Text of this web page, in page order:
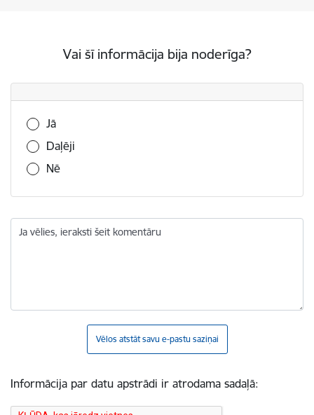
Vai šī informācija bija noderīga?
Vai šī informācija bija noderīga?
Jā
Daļēji
Nē
Ja vēlies, ieraksti šeit komentāru
Vēlos atstāt savu e-pastu saziņai
Informācija par datu apstrādi ir atrodama sadaļā: